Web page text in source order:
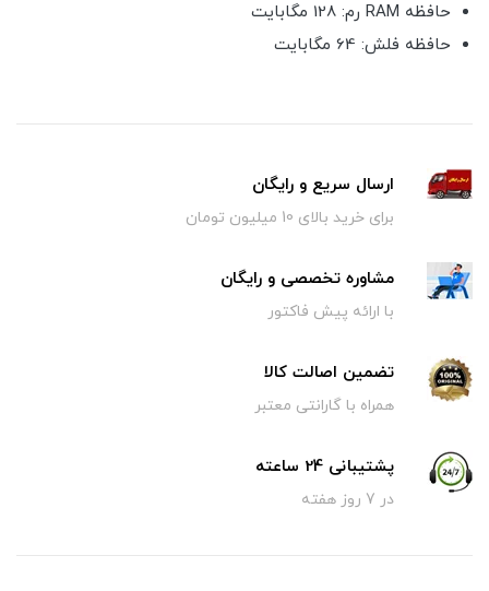
حافظه RAM رم: 128 مگابایت
حافظه فلش: 64 مگابایت
ارسال سریع و رایگان
برای خرید بالای 10 میلیون تومان
مشاوره تخصصی و رایگان
با ارائه پیش فاکتور
تضمین اصالت کالا
همراه با گارانتی معتبر
پشتیبانی 24 ساعته
در 7 روز هفته